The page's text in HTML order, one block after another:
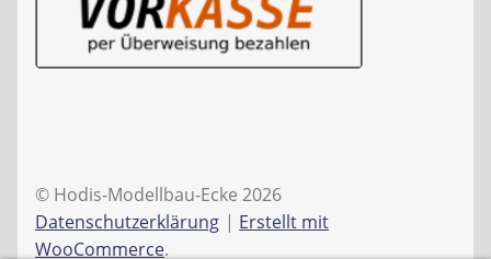
© Hodis-Modellbau-Ecke 2026
Datenschutzerklärung
Erstellt mit
WooCommerce.